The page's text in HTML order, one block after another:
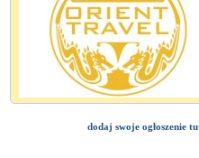
dodaj swoje ogłoszenie